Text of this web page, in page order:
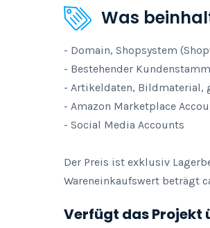
Was
- Domain, Shopsystem
- Bestehender Kundenstamm
- Artikeldaten, Bildmaterial,
- Amazon Marketplace
- Social Media Accounts
Der Preis ist exklusiv
Wareneinkaufswert beträgt
Verfügt das Projekt